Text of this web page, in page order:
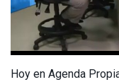
Hoy en Agenda